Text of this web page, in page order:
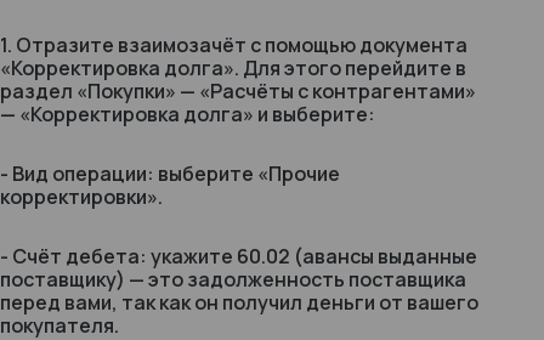
1. Отразите взаимозачёт с помощью документа
«Корректировка долга». Для этого перейдите в
раздел «Покупки» — «Расчёты с контрагентами»
— «Корректировка долга» и выберите:
- Вид операции: выберите «Прочие
корректировки».
- Счёт дебета: укажите 60.02 (авансы выданные
поставщику) — это задолженность поставщика
перед вами, так как он получил деньги от вашего
покупателя.